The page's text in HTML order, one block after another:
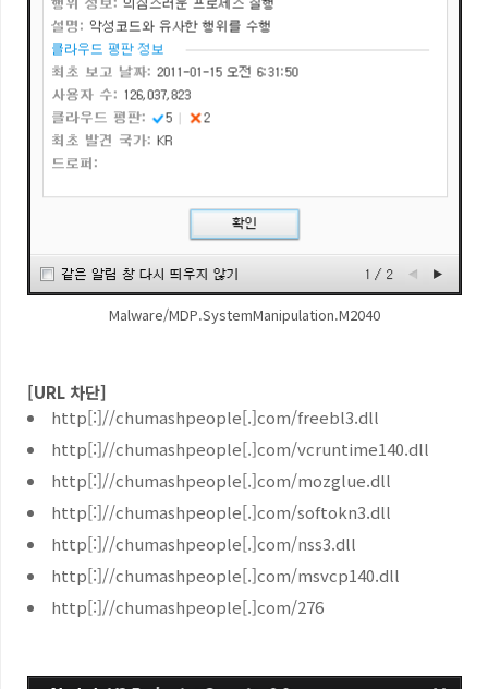
Malware/MDP.SystemManipulation.M2040
[URL 차단]
http[:]//chumashpeople[.]com/freebl3.dll
http[:]//chumashpeople[.]com/vcruntime140.dll
http[:]//chumashpeople[.]com/mozglue.dll
http[:]//chumashpeople[.]com/softokn3.dll
http[:]//chumashpeople[.]com/nss3.dll
http[:]//chumashpeople[.]com/msvcp140.dll
http[:]//chumashpeople[.]com/276